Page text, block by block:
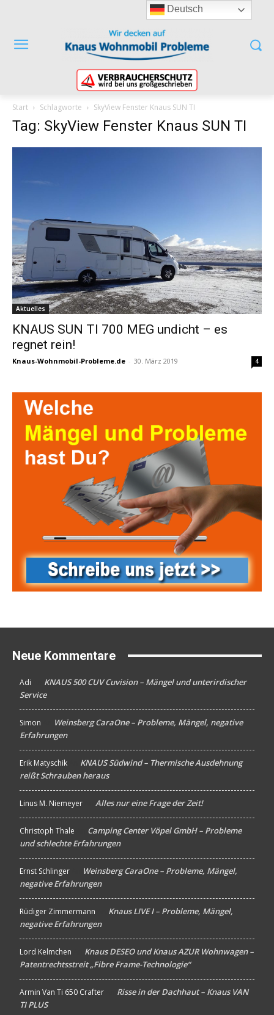
Start Schlagworte SkyView Fenster Knaus SUN TI
Tag: SkyView Fenster Knaus SUN TI
Aktuelles
KNAUS SUN TI 700 MEG undicht – es
regnet rein!
Knaus-Wohnmobil-Probleme.de - 30. März 2019 4
Neue Kommentare
Adi
KNAUS 500 CUV Cuvision – Mängel und unterirdischer
Service
Simon
Weinsberg CaraOne – Probleme, Mängel, negative
Erfahrungen
Erik Matyschik
KNAUS Südwind – Thermische Ausdehnung
reißt Schrauben heraus
Linus M. Niemeyer Alles nur eine Frage der Zeit!
Christoph Thale
Camping Center Vöpel GmbH – Probleme
und schlechte Erfahrungen
Ernst Schlinger
Weinsberg CaraOne – Probleme, Mängel,
negative Erfahrungen
Rüdiger Zimmermann
Knaus LIVE I – Probleme, Mängel,
negative Erfahrungen
Lord Kelmchen
Knaus DESEO und Knaus AZUR Wohnwagen –
Patentrechtsstreit „Fibre Frame-Technologie“
Armin Van Ti 650 Crafter
Risse in der Dachhaut – Knaus VAN
TI PLUS
Deutsch